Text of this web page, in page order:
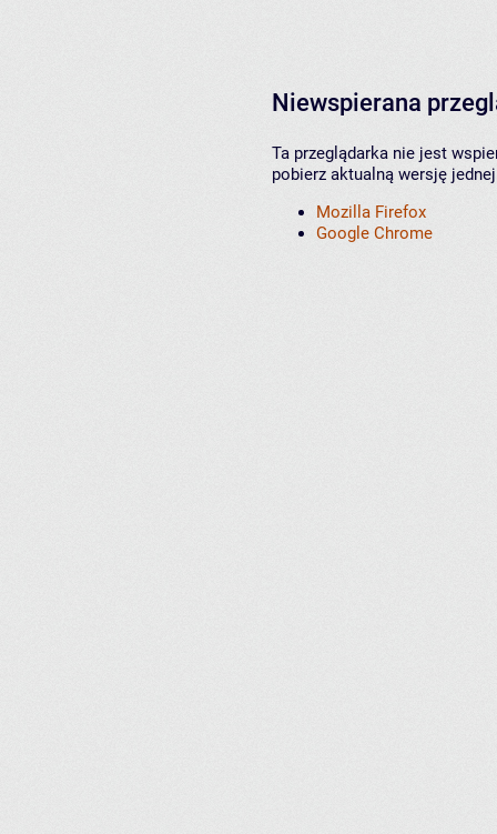
Niewspierana
Ta przeglądarka nie jest
pobierz aktualną wersję
Mozilla Firefox
Google Chrome